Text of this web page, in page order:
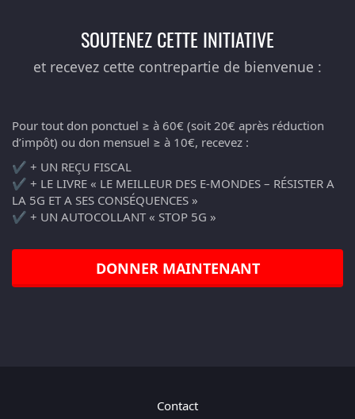
SOUTENEZ CETTE INITIATIVE
et recevez cette contrepartie de bienvenue :
Pour tout don ponctuel ≥ à 60€ (soit 20€ après réduction
d’impôt) ou don mensuel ≥ à 10€, recevez :
✔️ + UN REÇU FISCAL
✔️ + LE LIVRE « LE MEILLEUR DES E-MONDES – RÉSISTER A
LA 5G ET A SES CONSÉQUENCES »
✔️ + UN AUTOCOLLANT « STOP 5G »
DONNER MAINTENANT
Contact